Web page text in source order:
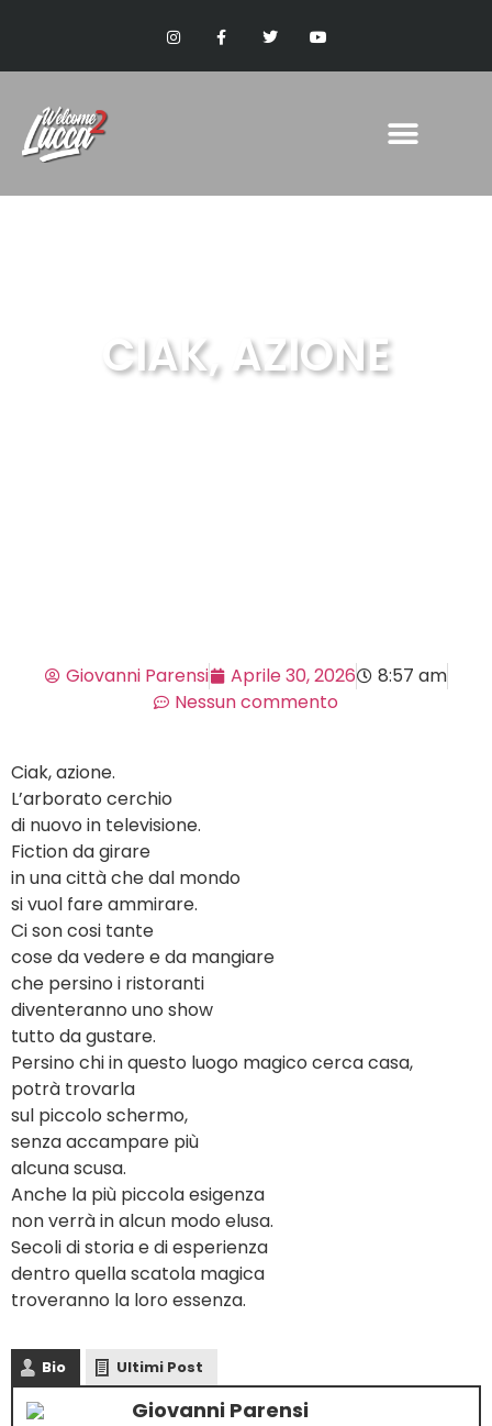
CIAK, AZIONE
Giovanni Parensi Aprile 30, 2026
8:57 am
Nessun commento
Ciak, azione.
L’arborato cerchio
di nuovo in televisione.
Fiction da girare
in una città che dal mondo
si vuol fare ammirare.
Ci son cosi tante
cose da vedere e da mangiare
che persino i ristoranti
diventeranno uno show
tutto da gustare.
Persino chi in questo luogo magico cerca casa,
potrà trovarla
sul piccolo schermo,
senza accampare più
alcuna scusa.
Anche la più piccola esigenza
non verrà in alcun modo elusa.
Secoli di storia e di esperienza
dentro quella scatola magica
troveranno la loro essenza.
Bio Ultimi Post
Giovanni Parensi